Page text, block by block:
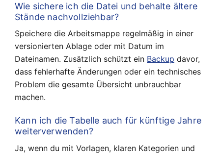
Wie sichere ich die Datei und behalte ältere
Stände nachvollziehbar?
Speichere die Arbeitsmappe regelmäßig in einer
versionierten Ablage oder mit Datum im
Dateinamen. Zusätzlich schützt ein Backup davor,
dass fehlerhafte Änderungen oder ein technisches
Problem die gesamte Übersicht unbrauchbar
machen.
Kann ich die Tabelle auch für künftige Jahre
weiterverwenden?
Ja, wenn du mit Vorlagen, klaren Kategorien und